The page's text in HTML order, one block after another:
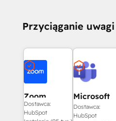
Przyciąganie
Zoom
Dostawca:
HubSpot
Microsoft
Teams
Dostawca:
HubSpot